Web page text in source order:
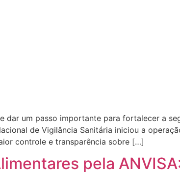
um passo importante para fortalecer a
de Vigilância Sanitária iniciou a
controle e transparência sobre […]
pela